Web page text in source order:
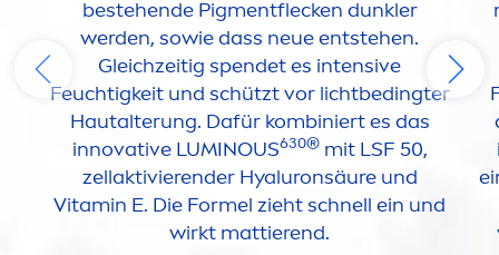
bestehende Pigmentflecken dunkler
werden, sowie dass neue entstehen.
Gleichzeitig spendet es intensive
Feuchtigkeit und schützt vor lichtbedingter
Hautalterung. Dafür kombiniert es das
innovative LUMINOUS630®mit LSF 50,
zellaktivierender Hyaluronsäure und
Vitamin E. Die Formel zieht schnell ein und
wirkt mattierend.